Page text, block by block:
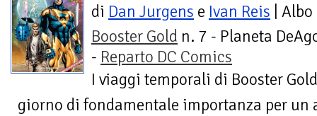
di Dan Jurgens e Ivan Reis | Albo
Booster Gold n. 7 - Planeta
- Reparto DC Comics
I viaggi temporali di Booster
giorno di fondamentale importanza per un